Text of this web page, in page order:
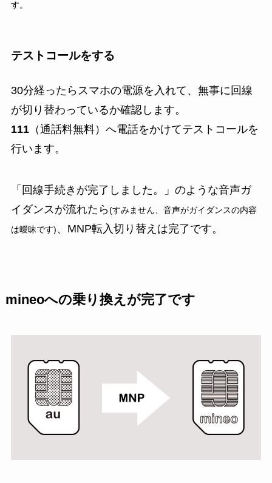
す。
テストコールをする
30分経ったらスマホの電源を入れて、無事に回線
が切り替わっているか確認します。
111（通話料無料）へ電話をかけてテストコールを
行います。
「回線手続きが完了しました。」のような音声ガ
イダンスが流れたら(すみません、音声がガイダンスの内容
は曖昧です)、MNP転入切り替えは完了です。
mineoへの乗り換えが完了です